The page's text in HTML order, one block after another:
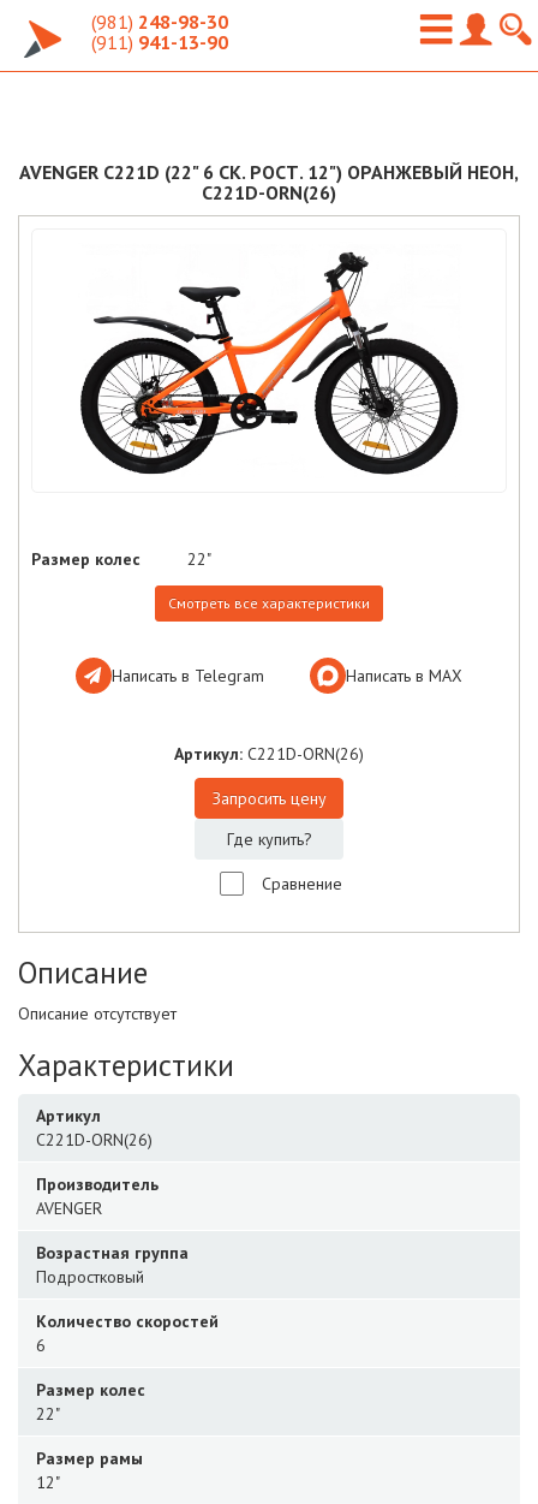
(981) 248-98-30
(911) 941-13-90
AVENGER C221D (22" 6 СК. РОСТ. 12") ОРАНЖЕВЫЙ НЕОН,
C221D-ORN(26)
Размер колес 22"
Смотреть все характеристики
Написать в Telegram Написать в МАХ
Артикул: C221D-ORN(26)
Запросить цену
Где купить?
Сравнение
Описание
Описание отсутствует
Характеристики
Артикул
C221D-ORN(26)
Производитель
AVENGER
Возрастная группа
Подростковый
Количество скоростей
6
Размер колес
22"
Размер рамы
12"